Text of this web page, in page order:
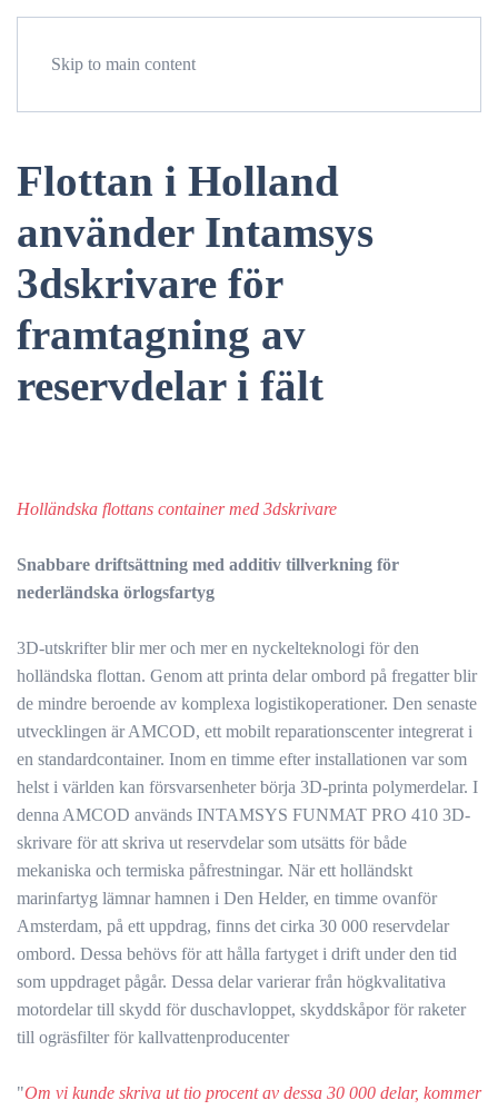
Skip to main content
Flottan i Holland
använder Intamsys
3dskrivare för
framtagning av
reservdelar i fält
Holländska flottans container med 3dskrivare
Snabbare driftsättning med additiv tillverkning för
nederländska örlogsfartyg
3D-utskrifter blir mer och mer en nyckelteknologi för den
holländska flottan. Genom att printa delar ombord på fregatter blir
de mindre beroende av komplexa logistikoperationer. Den senaste
utvecklingen är AMCOD, ett mobilt reparationscenter integrerat i
en standardcontainer. Inom en timme efter installationen var som
helst i världen kan försvarsenheter börja 3D-printa polymerdelar. I
denna AMCOD används INTAMSYS FUNMAT PRO 410 3D-
skrivare för att skriva ut reservdelar som utsätts för både
mekaniska och termiska påfrestningar. När ett holländskt
marinfartyg lämnar hamnen i Den Helder, en timme ovanför
Amsterdam, på ett uppdrag, finns det cirka 30 000 reservdelar
ombord. Dessa behövs för att hålla fartyget i drift under den tid
som uppdraget pågår. Dessa delar varierar från högkvalitativa
motordelar till skydd för duschavloppet, skyddskåpor för raketer
till ogräsfilter för kallvattenproducenter
"Om vi kunde skriva ut tio procent av dessa 30 000 delar, kommer